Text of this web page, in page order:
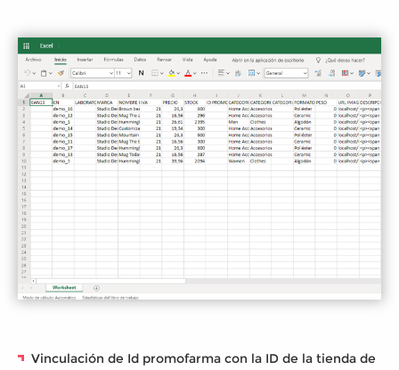
Vinculación de Id promofarma con la ID de la tienda de